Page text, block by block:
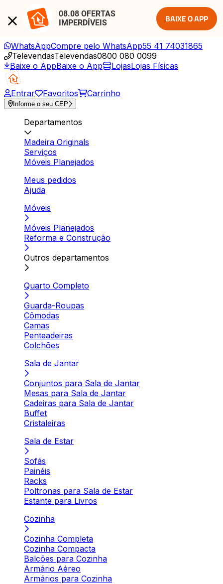
08.08 OFERTAS
IMPERDÍVEIS
BAIXE O APP
WhatsAppCompre pelo WhatsApp55 41 74031865
TelevendasTelevendas0800 080 0099
Baixe o AppBaixe o App LojasLojas Físicas
Entrar Favoritos Carrinho
Informe o seu CEP
Departamentos
Madeira Originals
Serviços
Móveis Planejados
Meus pedidos
Ajuda
Móveis
Móveis Planejados
Reforma e Construção
Outros departamentos
Quarto Completo
Guarda-Roupas
Cômodas
Camas
Penteadeiras
Colchões
Sala de Jantar
Conjuntos para Sala de Jantar
Mesas para Sala de Jantar
Cadeiras para Sala de Jantar
Buffet
Cristaleiras
Sala de Estar
Sofás
Painéis
Racks
Poltronas para Sala de Estar
Estante para Livros
Cozinha
Cozinha Completa
Cozinha Compacta
Balcões para Cozinha
Armário Aéreo
Armários para Cozinha